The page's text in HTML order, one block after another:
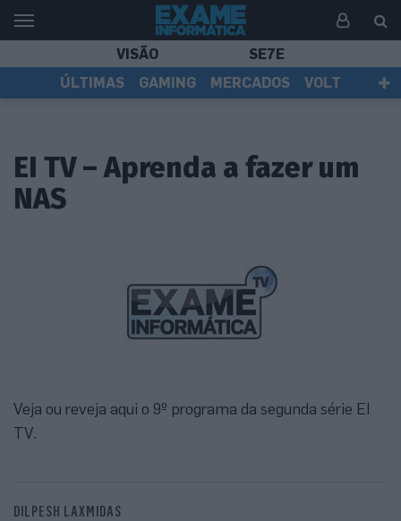
VISÃO
SE7E
ÚLTIMAS
GAMING MERCADOS
VOLT
EI TV – Aprenda a fazer um
NAS
Veja ou reveja aqui o 9º programa da segunda série EI
TV.
DILPESH LAXMIDAS